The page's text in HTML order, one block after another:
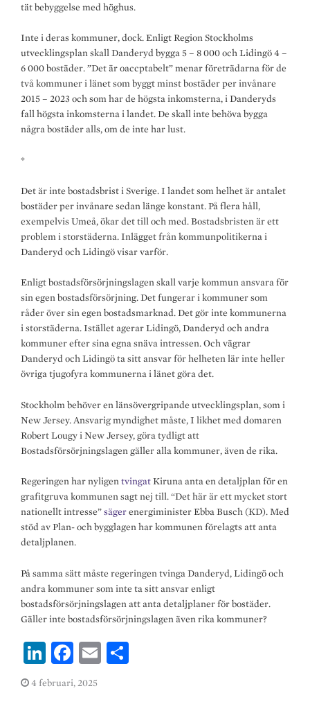
tät bebyggelse med höghus.
Inte i deras kommuner, dock. Enligt Region Stockholms
utvecklingsplan skall Danderyd bygga 5 – 8 000 och Lidingö 4 –
6 000 bostäder. ”Det är oaccptabelt” menar företrädarna för de
två kommuner i länet som byggt minst bostäder per invånare
2015 – 2023 och som har de högsta inkomsterna, i Danderyds
fall högsta inkomsterna i landet. De skall inte behöva bygga
några bostäder alls, om de inte har lust.
*
Det är inte bostadsbrist i Sverige. I landet som helhet är antalet
bostäder per invånare sedan länge konstant. På flera håll,
exempelvis Umeå, ökar det till och med. Bostadsbristen är ett
problem i storstäderna. Inlägget från kommunpolitikerna i
Danderyd och Lidingö visar varför.
Enligt bostadsförsörjningslagen skall varje kommun ansvara för
sin egen bostadsförsörjning. Det fungerar i kommuner som
råder över sin egen bostadsmarknad. Det gör inte kommunerna
i storstäderna. Istället agerar Lidingö, Danderyd och andra
kommuner efter sina egna snäva intressen. Och vägrar
Danderyd och Lidingö ta sitt ansvar för helheten lär inte heller
övriga tjugofyra kommunerna i länet göra det.
Stockholm behöver en länsövergripande utvecklingsplan, som i
New Jersey. Ansvarig myndighet måste, I likhet med domaren
Robert Lougy i New Jersey, göra tydligt att
Bostadsförsörjningslagen gäller alla kommuner, även de rika.
Regeringen har nyligen tvingatKiruna anta en detaljplan för en
grafitgruva kommunen sagt nej till. “Det här är ett mycket stort
nationellt intresse”sägerenergiminister Ebba Busch (KD). Med
stöd av Plan- och bygglagen har kommunen förelagts att anta
detaljplanen.
På samma sätt måste regeringen tvinga Danderyd, Lidingö och
andra kommuner som inte ta sitt ansvar enligt
bostadsförsörjningslagen att anta detaljplaner för bostäder.
Gäller inte bostadsförsörjningslagen även rika kommuner?
Li
n
Fa
ce
b
E
4 februari, 2025